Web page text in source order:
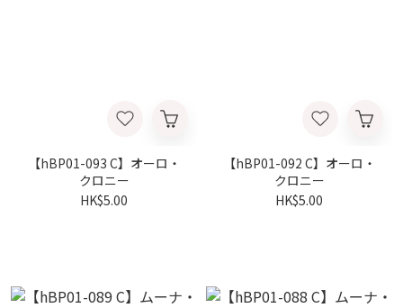
【hBP01-093 C】オーロ・
クロニー
HK$5.00
【hBP01-092 C】オーロ・
クロニー
HK$5.00